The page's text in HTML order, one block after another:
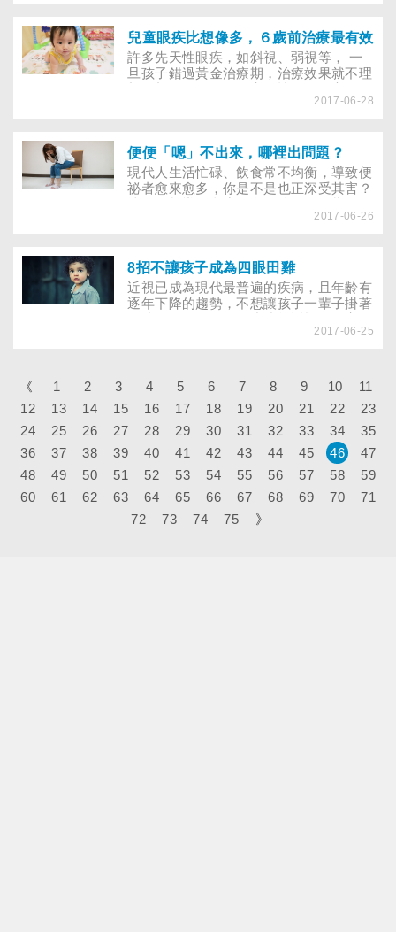
很疑惑，為什麼要做這麼多檢查，不能儘
早確定頭暈病因嗎？
這麼小真會頭痛？是不是不想上學？不
信，又怕是輕忽不得的重症預兆，真是為
難。並非所有頭痛都是由腫瘤或疾病引
起，真正病因性的頭痛可能連1/100都不
到，主治頭痛門診的台北榮總神經內科主
有新發生、情況突然改變的頭痛，或併發
意識模糊、發燒、頸部僵硬等症狀，就要
特別小心。
兒童眼疾比想像多，６歲前治療最有效
許多先天性眼疾，如斜視、弱視等， 一
旦孩子錯過黃金治療期，治療效果就不理
覺？從嬰兒呱呱墜地那一刻起，視覺就開
類遺傳性眼疾。過去常有父母忙於工作，
保母又疏於照顧或沒經驗，結果延誤孩子
的視力治療，近年因臺北市大力推動幼兒
園視力和齲齒普級篩檢，很多小朋友就讀
幼稚園中班或大班時就會進行視力篩檢，
若是住在臺北市以外的區域，要怎麼對孩
童的眼疾有所警覺？
2017-06-28
便便「嗯」不出來，哪裡出問題？
現代人生活忙碌、飲食常不均衡，導致便
祕者愈來愈多，你是不是也正深受其害？
祕，因聽信偏方，以為吞下重物可壓迫排
才取出腹中硬幣。聽起來很不可思議，不
過，對某些人而言，解決便便問題，似乎
不是件容易的事，尤其對一些上班族而
言，每天從早到晚趕上班、趕工作、趕應
酬，三餐不定時，加上各種壓力，便祕似
2017-06-26
8招不讓孩子成為四眼田雞
近視已成為現代最普遍的疾病，且年齡有
逐年下降的趨勢，不想讓孩子一輩子掛著
孩童3～10歲，視力發育可塑性最強時，
保養視力的好方法？
2017-06-25
《 1 2 3 4 5 6 7 8 9 10
11
12
13 14 15 16 17 18 19 20 21 22
23
24
25 26 27 28 29 30 31 32 33 34
35
36
37 38 39 40 41 42 43 44 45 46
47
48
49 50 51 52 53 54 55 56 57 58
59
60
61 62 63 64 65 66 67 68 69 70
71
72
73 74 75 》